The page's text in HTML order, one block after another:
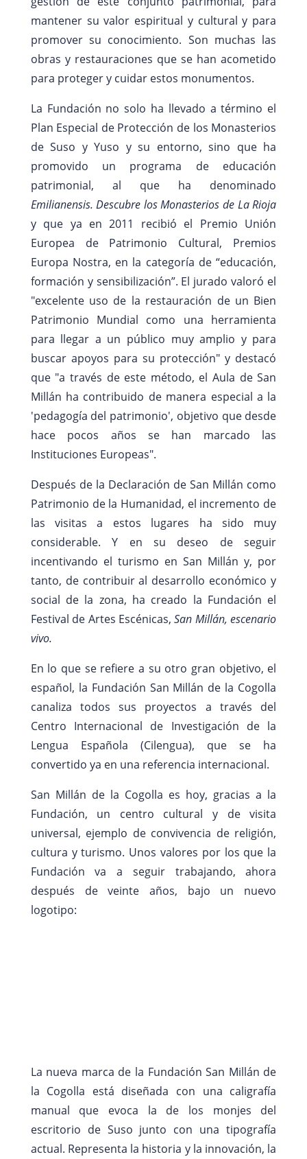
mantener su valor espiritual y cultural y para
promover su conocimiento. Son muchas las
obras y restauraciones que se han acometido
para proteger y cuidar estos monumentos.
La Fundación no solo ha llevado a término el
Plan Especial de Protección de los Monasterios
de Suso y Yuso y su entorno, sino que ha
promovido un programa de educación
patrimonial, al que ha denominado
Emilianensis. Descubre los Monasterios de La Rioja
y que ya en 2011 recibió el Premio Unión
Europea de Patrimonio Cultural, Premios
Europa Nostra, en la categoría de “educación,
formación y sensibilización”. El jurado valoró el
"excelente uso de la restauración de un Bien
Patrimonio Mundial como una herramienta
para llegar a un público muy amplio y para
buscar apoyos para su protección" y destacó
que "a través de este método, el Aula de San
Millán ha contribuido de manera especial a la
'pedagogía del patrimonio', objetivo que desde
hace pocos años se han marcado las
Instituciones Europeas".
Después de la Declaración de San Millán como
Patrimonio de la Humanidad, el incremento de
las visitas a estos lugares ha sido muy
considerable. Y en su deseo de seguir
incentivando el turismo en San Millán y, por
tanto, de contribuir al desarrollo económico y
social de la zona, ha creado la Fundación el
Festival de Artes Escénicas,San Millán, escenario
vivo.
En lo que se refiere a su otro gran objetivo, el
español, la Fundación San Millán de la Cogolla
canaliza todos sus proyectos a través del
Centro Internacional de Investigación de la
Lengua Española (Cilengua), que se ha
convertido ya en una referencia internacional.
San Millán de la Cogolla es hoy, gracias a la
Fundación, un centro cultural y de visita
universal, ejemplo de convivencia de religión,
cultura y turismo. Unos valores por los que la
Fundación va a seguir trabajando, ahora
después de veinte años, bajo un nuevo
logotipo:
La nueva marca de la Fundación San Millán de
la Cogolla está diseñada con una caligrafía
manual que evoca la de los monjes del
escritorio de Suso junto con una tipografía
actual. Representa la historia y la innovación, la